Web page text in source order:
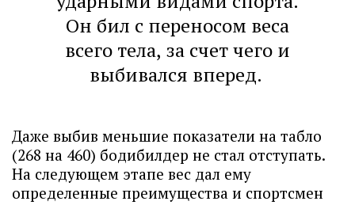
Он бил с переносом веса
всего тела, за счет чего и
выбивался вперед.
Даже выбив меньшие показатели на табло
(268 на 460) бодибилдер не стал отступать.
На следующем этапе вес дал ему
определенные преимущества и спортсмен